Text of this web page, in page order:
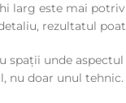
larg este mai
rezultatul
spații unde
nu doar unul tehnic.